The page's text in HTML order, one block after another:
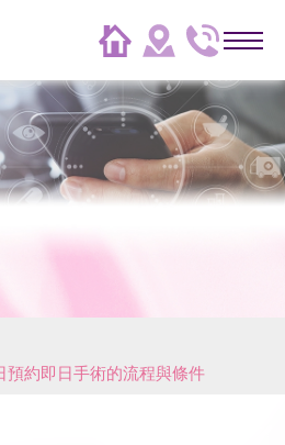
約即日手術的流程與條件